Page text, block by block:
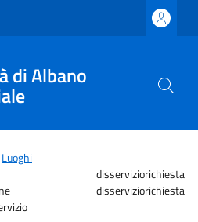
di Albano
Luoghi
disserviziorichiesta
disserviziorichiesta